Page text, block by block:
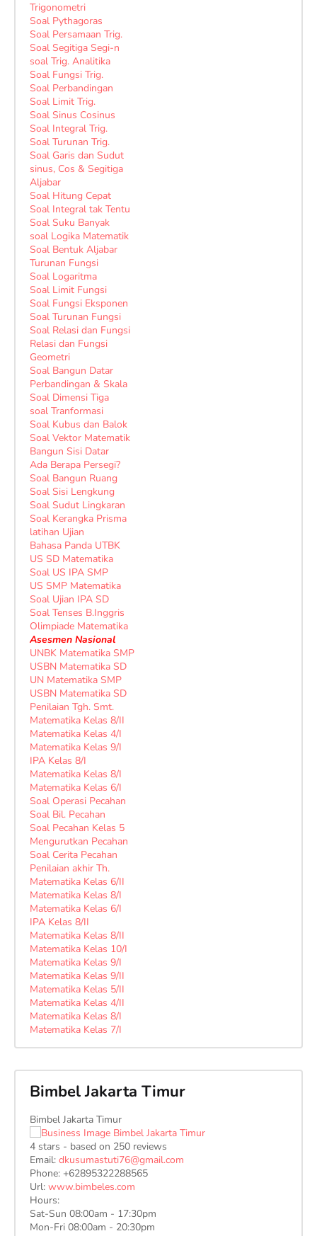
Trigonometri
Soal Pythagoras
Soal Persamaan Trig.
Soal Segitiga Segi-n
soal Trig. Analitika
Soal Fungsi Trig.
Soal Perbandingan
Soal Limit Trig.
Soal Sinus Cosinus
Soal Integral Trig.
Soal Turunan Trig.
Soal Garis dan Sudut
sinus, Cos & Segitiga
Aljabar
Soal Hitung Cepat
Soal Integral tak Tentu
Soal Suku Banyak
soal Logika Matematik
Soal Bentuk Aljabar
Turunan Fungsi
Soal Logaritma
Soal Limit Fungsi
Soal Fungsi Eksponen
Soal Turunan Fungsi
Soal Relasi dan Fungsi
Relasi dan Fungsi
Geometri
Soal Bangun Datar
Perbandingan & Skala
Soal Dimensi Tiga
soal Tranformasi
Soal Kubus dan Balok
Soal Vektor Matematik
Bangun Sisi Datar
Ada Berapa Persegi?
Soal Bangun Ruang
Soal Sisi Lengkung
Soal Sudut Lingkaran
Soal Kerangka Prisma
latihan Ujian
Bahasa Panda UTBK
US SD Matematika
Soal US IPA SMP
US SMP Matematika
Soal Ujian IPA SD
Soal Tenses B.Inggris
Olimpiade Matematika
Asesmen Nasional
UNBK Matematika SMP
USBN Matematika SD
UN Matematika SMP
USBN Matematika SD
Penilaian Tgh. Smt.
Matematika Kelas 8/II
Matematika Kelas 4/I
Matematika Kelas 9/I
IPA Kelas 8/I
Matematika Kelas 8/I
Matematika Kelas 6/I
Soal Operasi Pecahan
Soal Bil. Pecahan
Soal Pecahan Kelas 5
Mengurutkan Pecahan
Soal Cerita Pecahan
Penilaian akhir Th.
Matematika Kelas 6/II
Matematika Kelas 8/I
Matematika Kelas 6/I
IPA Kelas 8/II
Matematika Kelas 8/II
Matematika Kelas 10/I
Matematika Kelas 9/I
Matematika Kelas 9/II
Matematika Kelas 5/II
Matematika Kelas 4/II
Matematika Kelas 8/I
Matematika Kelas 7/I
Bimbel Jakarta Timur
Bimbel Jakarta Timur
4stars - based on 250reviews
Email: dkusumastuti76@gmail.com
Phone: +62895322288565
Url: www.bimbeles.com
Hours:
Sat-Sun 08:00am - 17:30pm
Mon-Fri 08:00am - 20:30pm